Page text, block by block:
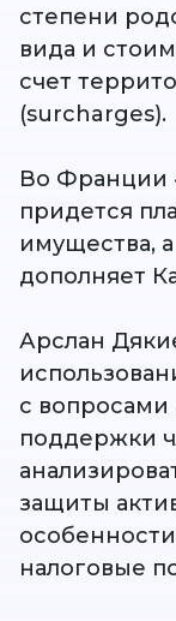
степени
вида и
счет
(surcharges).
Во Франции
придется
имущества,
дополняет
Арслан
с
поддержки
защиты
налоговые